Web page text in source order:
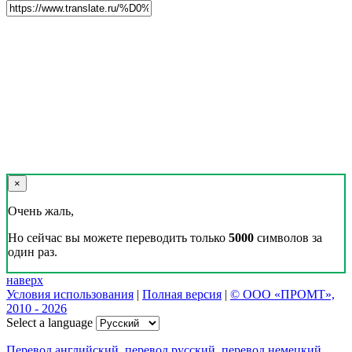
×
Очень жаль,
Но сейчас вы можете переводить только 5000 символов за
один раз.
наверх
Условия использования | Полная версия | © ООО «ПРОМТ»,
2010 - 2026
Select a language